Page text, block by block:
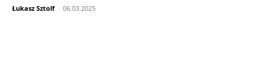
Łukasz Sztolf - 06.03.2025